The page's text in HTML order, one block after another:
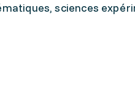
sciences